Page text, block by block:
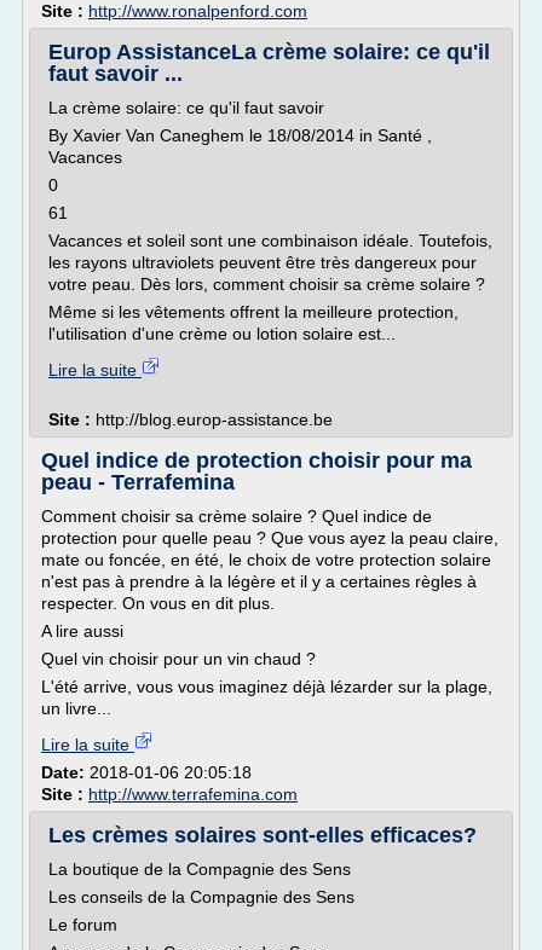
Site : http://www.ronalpenford.com
Europ AssistanceLa crème solaire: ce qu'il
faut savoir ...
La crème solaire: ce qu'il faut savoir
By Xavier Van Caneghem le 18/08/2014 in Santé ,
Vacances
0
61
Vacances et soleil sont une combinaison idéale. Toutefois,
les rayons ultraviolets peuvent être très dangereux pour
votre peau. Dès lors, comment choisir sa crème solaire ?
Même si les vêtements offrent la meilleure protection,
l'utilisation d'une crème ou lotion solaire est...
Lire la suite
Site : http://blog.europ-assistance.be
Quel indice de protection choisir pour ma
peau - Terrafemina
Comment choisir sa crème solaire ? Quel indice de
protection pour quelle peau ? Que vous ayez la peau claire,
mate ou foncée, en été, le choix de votre protection solaire
n'est pas à prendre à la légère et il y a certaines règles à
respecter. On vous en dit plus.
A lire aussi
Quel vin choisir pour un vin chaud ?
L'été arrive, vous vous imaginez déjà lézarder sur la plage,
un livre...
Lire la suite
Date: 2018-01-06 20:05:18
Site : http://www.terrafemina.com
Les crèmes solaires sont-elles efficaces?
La boutique de la Compagnie des Sens
Les conseils de la Compagnie des Sens
Le forum